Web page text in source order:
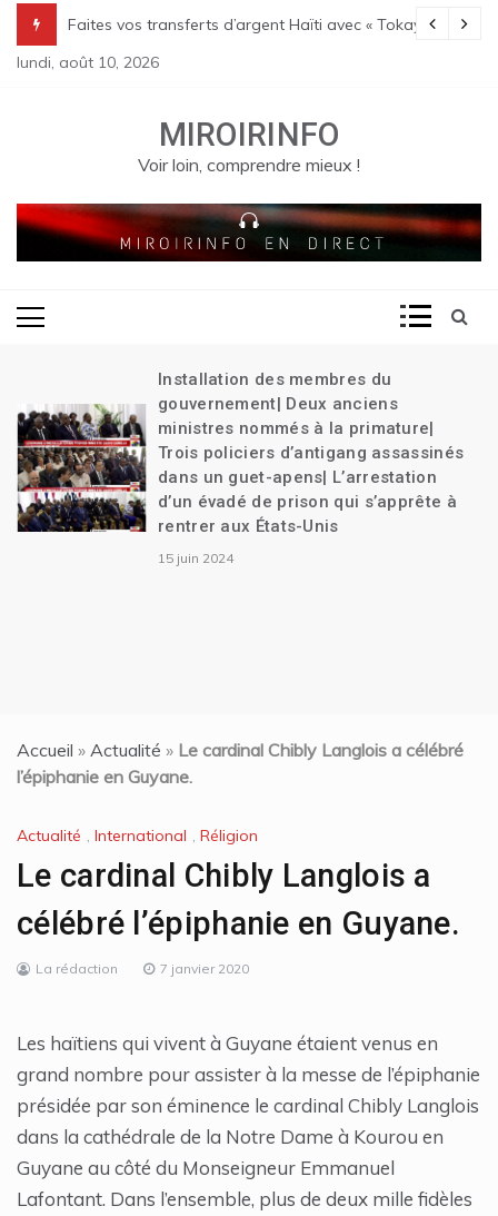
content
Le bilan des massacres de Pont Sondé s’alourdit| La
Faites vos transferts d’argent Haïti avec « Tokay »
lundi, août 10, 2026
MIROIRINFO
Voir loin, comprendre mieux !
Installation des membres du
gouvernement| Deux anciens
ministres nommés à la primature|
Trois policiers d’antigang assassinés
dans un guet-apens| L’arrestation
d’un évadé de prison qui s’apprête à
rentrer aux États-Unis
15 juin 2024
Accueil » Actualité » Le cardinal Chibly Langlois a célébré
l’épiphanie en Guyane.
Actualité , International , Réligion
Le cardinal Chibly Langlois a
célébré l’épiphanie en Guyane.
La rédaction 7 janvier 2020
Les haïtiens qui vivent à Guyane étaient venus en
grand nombre pour assister à la messe de l’épiphanie
présidée par son éminence le cardinal Chibly Langlois
dans la cathédrale de la Notre Dame à Kourou en
Guyane au côté du Monseigneur Emmanuel
Lafontant. Dans l’ensemble, plus de deux mille fidèles